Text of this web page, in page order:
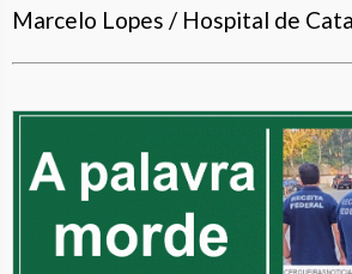
Marcelo Lopes / Hospital de